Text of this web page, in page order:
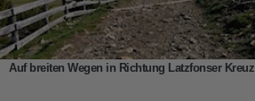
Auf breiten Wegen in Richtung Latzfonser Kreuz